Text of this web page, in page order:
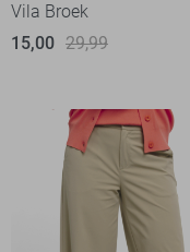
Vila Broek
15,00 29,99